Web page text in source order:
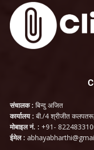
संचालक : बिन्दु अजित
कार्यालय : बी./4 श्रीजीत
मोबाइल नं. : +91-
ईमेल :